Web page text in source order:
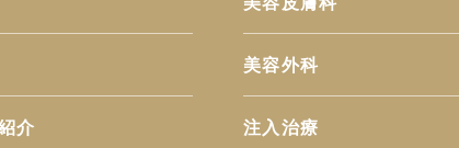
介
美容外科
注入治療